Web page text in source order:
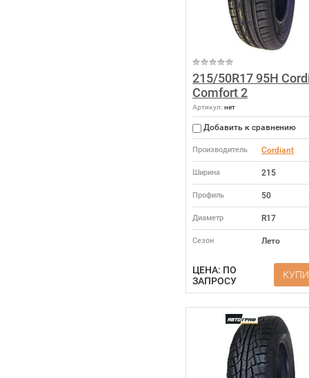
215/50R17 95H
Comfort 2
Артикул: нет
Добавить к сравнению
Производитель Cordiant
Ширина 215
Профиль 50
Диаметр R17
Сезон Лето
ЦЕНА: ПО
ЗАПРОСУ